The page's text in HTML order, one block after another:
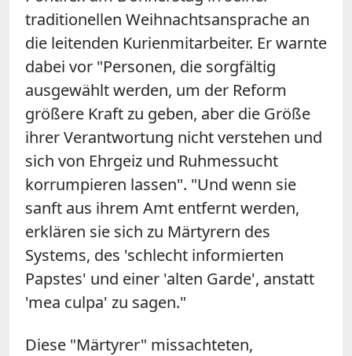
traditionellen Weihnachtsansprache an
die leitenden Kurienmitarbeiter. Er warnte
dabei vor "Personen, die sorgfältig
ausgewählt werden, um der Reform
größere Kraft zu geben, aber die Größe
ihrer Verantwortung nicht verstehen und
sich von Ehrgeiz und Ruhmessucht
korrumpieren lassen". "Und wenn sie
sanft aus ihrem Amt entfernt werden,
erklären sie sich zu Märtyrern des
Systems, des 'schlecht informierten
Papstes' und einer 'alten Garde', anstatt
'mea culpa' zu sagen."
Diese "Märtyrer" missachteten,